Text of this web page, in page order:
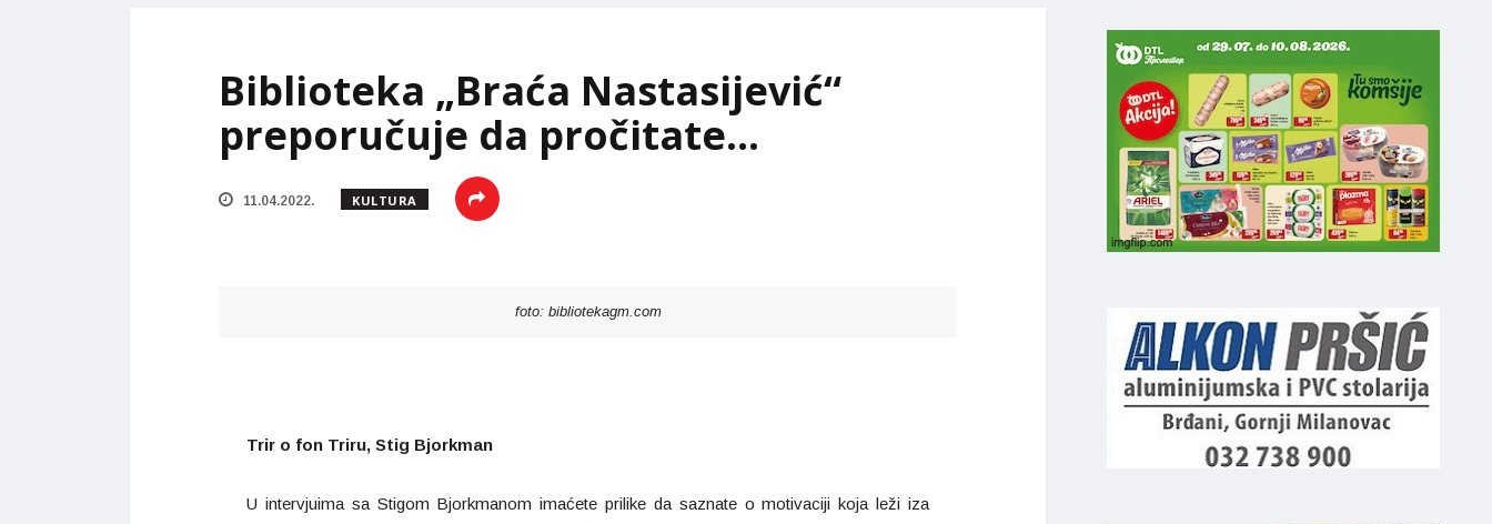
Biblioteka „Braća Nastasijević“
preporučuje da pročitate…
11.04.2022. KULTURA
foto: bibliotekagm.com
Trir o fon Triru, Stig Bjorkman
U intervjuima sa Stigom Bjorkmanom imaćete prilike da saznate o motivaciji koja leži iza